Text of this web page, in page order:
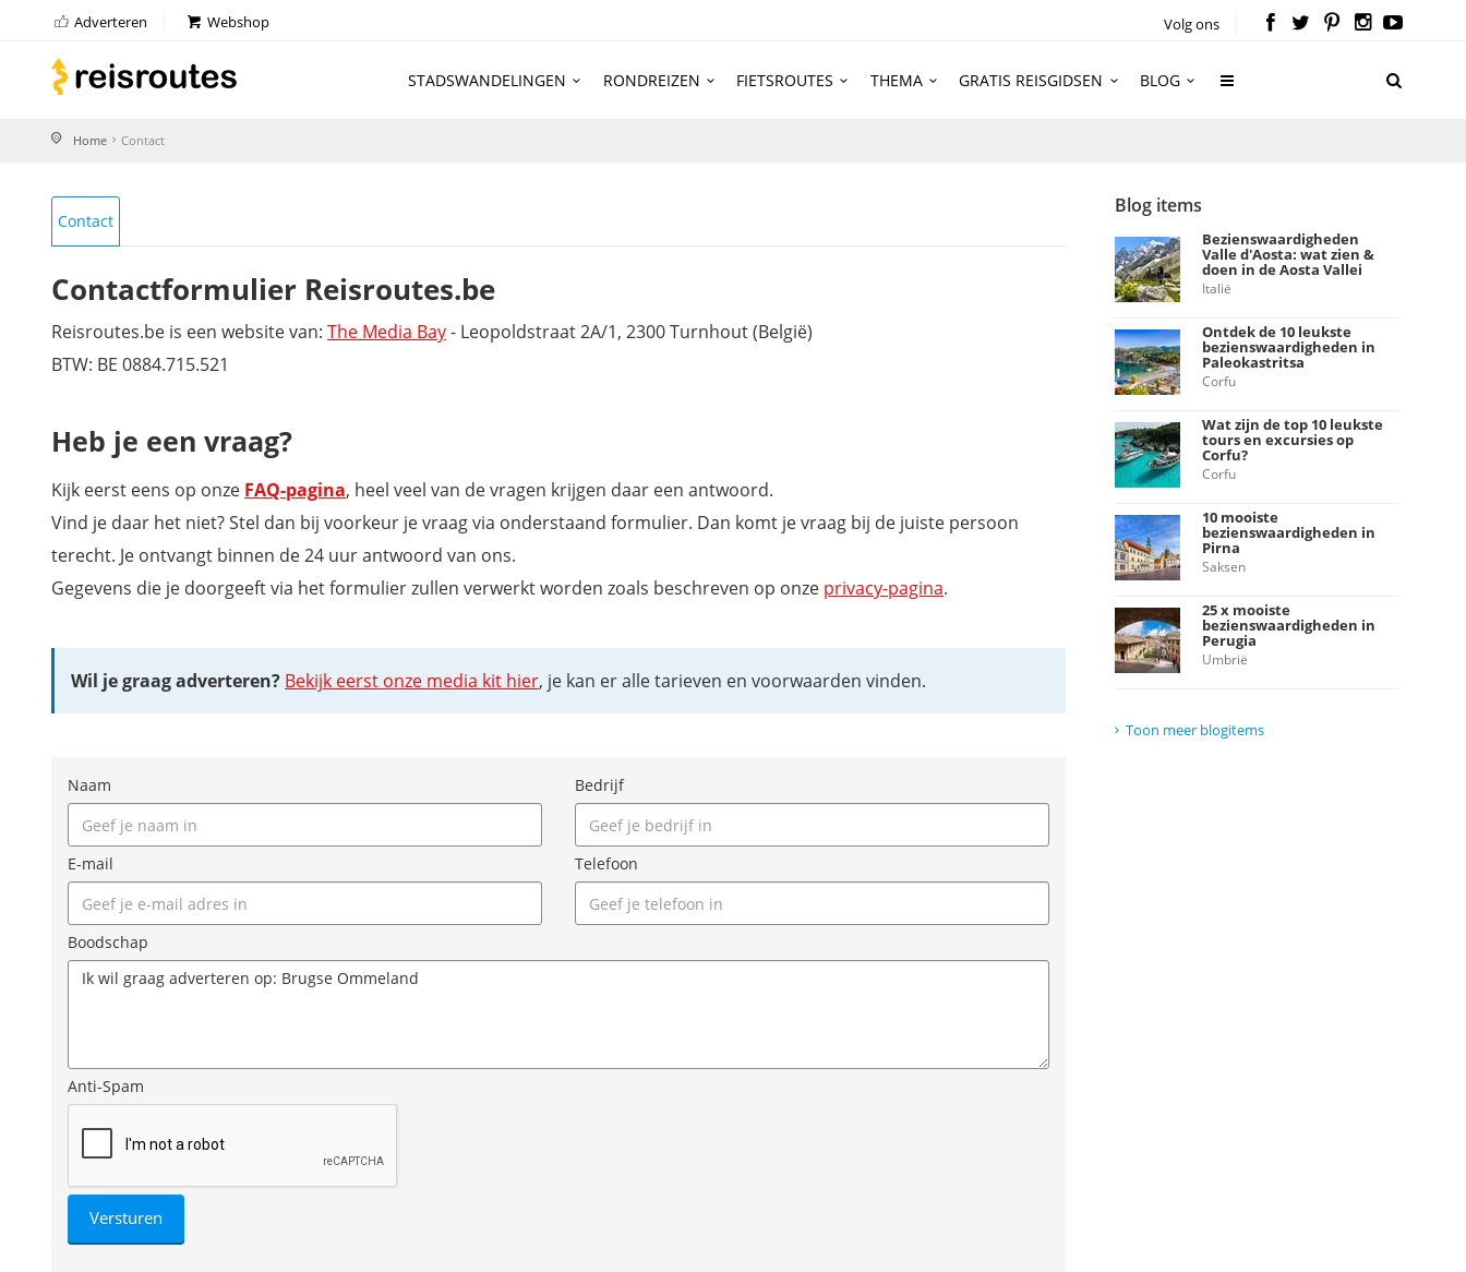
Adverteren Webshop Volg ons
STADSWANDELINGEN RONDREIZEN FIETSROUTES THEMA GRATIS REISGIDSEN BLOG
Home Contact
Contact
Contactformulier Reisroutes.be
Reisroutes.be is een website van: The Media Bay- Leopoldstraat 2A/1, 2300 Turnhout (België)
BTW: BE 0884.715.521
Heb je een vraag?
Kijk eerst eens op onze FAQ-pagina, heel veel van de vragen krijgen daar een antwoord.
Vind je daar het niet? Stel dan bij voorkeur je vraag via onderstaand formulier. Dan komt je vraag bij de juiste persoon
terecht. Je ontvangt binnen de 24 uur antwoord van ons.
Gegevens die je doorgeeft via het formulier zullen verwerkt worden zoals beschreven op onze privacy-pagina.
Wil je graag adverteren? Bekijk eerst onze media kit hier, je kan er alle tarieven en voorwaarden vinden.
Naam Bedrijf
E-mail Telefoon
Boodschap
Anti-Spam
Blog items
Bezienswaardigheden
Valle d'Aosta: wat zien &
doen in de Aosta Vallei
Italië
Ontdek de 10 leukste
bezienswaardigheden in
Paleokastritsa
Corfu
Wat zijn de top 10 leukste
tours en excursies op
Corfu?
Corfu
10 mooiste
bezienswaardigheden in
Pirna
Saksen
25 x mooiste
bezienswaardigheden in
Perugia
Umbrië
Toon meer blogitems